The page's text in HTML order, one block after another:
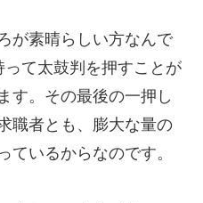
が素晴らしい方なんで
て太鼓判を押すことが
す。その最後の一押し
職者とも、膨大な量の
ているからなのです。